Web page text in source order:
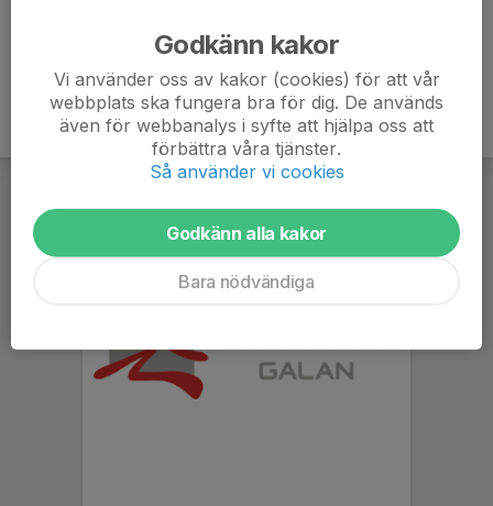
Godkänn kakor
Vi använder oss av kakor (cookies) för att vår
webbplats ska fungera bra för dig. De används
även för webbanalys i syfte att hjälpa oss att
förbättra våra tjänster.
Så använder vi cookies
Godkänn alla kakor
Bara nödvändiga